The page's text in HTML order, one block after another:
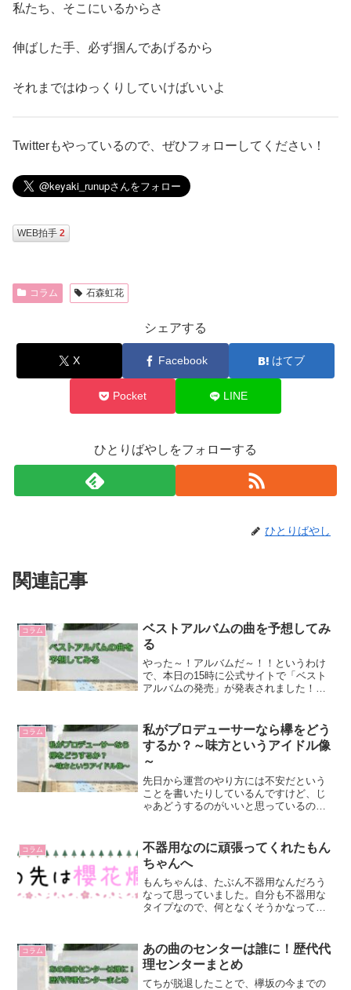
私たち、そこにいるからさ
伸ばした手、必ず掴んであげるから
それまではゆっくりしていけばいいよ
Twitterもやっているので、ぜひフォローしてください！
WEB拍手 2
コラム 石森虹花
シェアする
X Facebook はてブ
Pocket LINE
ひとりばやしをフォローする
ひとりばやし
関連記事
コラム
ベストアルバムの曲を予想してみ
る
やった～！アルバムだ～！！というわけ
で、本日の15時に公式サイトで「ベスト
アルバムの発売」が発表されました！嬉
うと思います。ま、ほぼほぼ当たらない
んで、「そういう考えも...
コラム
私がプロデューサーなら欅をどう
するか？～味方というアイドル像
～
先日から運営のやり方には不安だという
ことを書いたりしているんですけど、じ
ゃあどうするのがいいと思っているのか
ます。実際の音楽産業やエンターテイン
メント産業については詳し...
コラム
不器用なのに頑張ってくれたもん
ちゃんへ
もんちゃんは、たぶん不器用なんだろう
なって思っていました。自分も不器用な
タイプなので、何となくそうかなって。
んだり。私はそうなんですけど、もんち
ゃんはどうでしたか？不器...
コラム
あの曲のセンターは誰に！歴代代
理センターまとめ
てちが脱退したことで、欅坂の今までの